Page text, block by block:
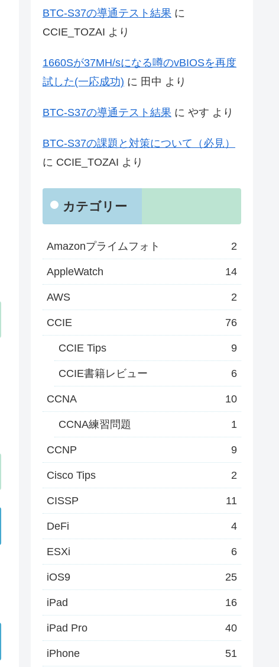
BTC-S37の導通テスト結果 に
CCIE_TOZAI より
1660Sが37MH/sになる噂のvBIOSを再度
試した(一応成功) に 田中 より
BTC-S37の導通テスト結果 に やす より
BTC-S37の課題と対策について（必見）
に CCIE_TOZAI より
カテゴリー
Amazonプライムフォト 2
AppleWatch 14
AWS 2
CCIE 76
CCIE Tips 9
CCIE書籍レビュー 6
CCNA 10
CCNA練習問題 1
CCNP 9
Cisco Tips 2
CISSP 11
DeFi 4
ESXi 6
iOS9 25
iPad 16
iPad Pro 40
iPhone 51